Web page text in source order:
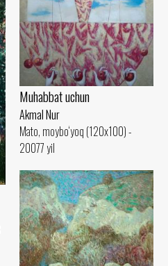
Muhabbat uchun
Akmal Nur
Mato, moybo‘yoq (120x100) -
20077 yil